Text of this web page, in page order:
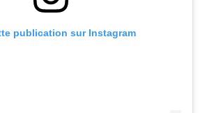
publication sur Instagram